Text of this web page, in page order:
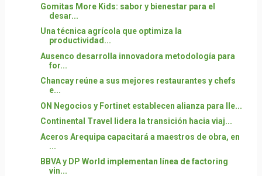
Gomitas More Kids: sabor y bienestar para el
desar...
Una técnica agrícola que optimiza la
productividad...
Ausenco desarrolla innovadora metodología para
for...
Chancay reúne a sus mejores restaurantes y chefs
e...
ON Negocios y Fortinet establecen alianza para lle...
Continental Travel lidera la transición hacia viaj...
Aceros Arequipa capacitará a maestros de obra, en
...
BBVA y DP World implementan línea de factoring
vin...